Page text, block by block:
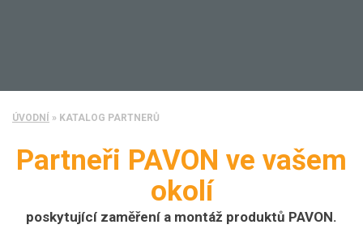
ÚVODNÍ » KATALOG PARTNERŮ
Partneři PAVON ve vašem
okolí
poskytující zaměření a montáž produktů PAVON.